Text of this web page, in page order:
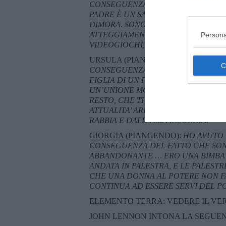
CONSEGUENZA DEL FATTO CHE
PADRE È UN SADICO, RAZZISTA,
DIMORA. SONO STATO BULLIZZATO
ATTEGGIAMENTI SIMILI A QUELLI DI
VIDEOGIOCHI, SAREI STATO UN
URSULA (PIANGENDO):
CONSEGUENZA DEL FATTO CHE
FIGLIA DI UN FUNZIONARIO
UN’UNIONE MONETARIA E MAI UN
RESTO, CHE TI ASPETTAVI DA ME?
ATTUALITA’ ARISTOCRATICA E LA
RABBIA E DALLA MIA INSONNIA!
GIORGIA (PIANGENDO): HO
CONSEGUENZA DEL FATTO CHE
ABBANDONANTE … ERO UNA
ANDATA IN PALESTRA, E LE
CHE UNA DONNA AL POTERE NON
CONTINUA AD ESSERE SERVI DEL
ELEMENTO TERRA: VEDERE IL
JOHN LENNON INTONA LA